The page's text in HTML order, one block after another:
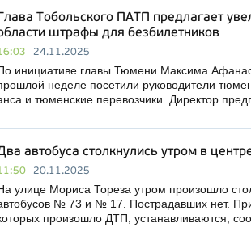
Тобольского ПАТП предлагает
штрафы для безбилетников
24.11.2025
инициативе главы Тюмени Максима
неделе посетили руководители
и тюменские перевозчики. Директор
автобуса столкнулись утром в
20.11.2025
улице Мориса Тореза утром произошло
№ 73 и № 17. Пострадавших нет.
произошло ДТП, устанавливаются,